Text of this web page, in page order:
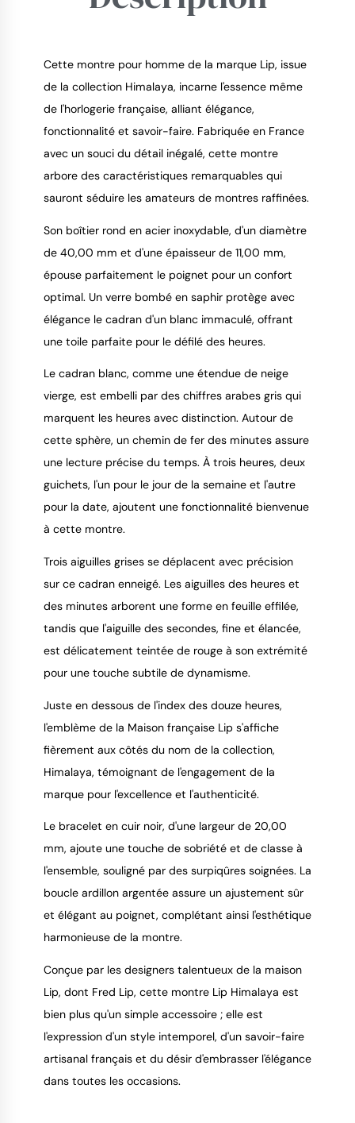
Cette montre pour homme de la marque Lip, issue
de la collection Himalaya, incarne l'essence même
de l'horlogerie française, alliant élégance,
fonctionnalité et savoir-faire. Fabriquée en France
avec un souci du détail inégalé, cette montre
arbore des caractéristiques remarquables qui
sauront séduire les amateurs de montres raffinées.
Son boîtier rond en acier inoxydable, d'un diamètre
de 40,00 mm et d'une épaisseur de 11,00 mm,
épouse parfaitement le poignet pour un confort
optimal. Un verre bombé en saphir protège avec
élégance le cadran d'un blanc immaculé, offrant
une toile parfaite pour le défilé des heures.
Le cadran blanc, comme une étendue de neige
vierge, est embelli par des chiffres arabes gris qui
marquent les heures avec distinction. Autour de
cette sphère, un chemin de fer des minutes assure
une lecture précise du temps. À trois heures, deux
guichets, l'un pour le jour de la semaine et l'autre
pour la date, ajoutent une fonctionnalité bienvenue
à cette montre.
Trois aiguilles grises se déplacent avec précision
sur ce cadran enneigé. Les aiguilles des heures et
des minutes arborent une forme en feuille effilée,
tandis que l'aiguille des secondes, fine et élancée,
est délicatement teintée de rouge à son extrémité
pour une touche subtile de dynamisme.
Juste en dessous de l'index des douze heures,
l'emblème de la Maison française Lip s'affiche
fièrement aux côtés du nom de la collection,
Himalaya, témoignant de l'engagement de la
marque pour l'excellence et l'authenticité.
Le bracelet en cuir noir, d'une largeur de 20,00
mm, ajoute une touche de sobriété et de classe à
l'ensemble, souligné par des surpiqûres soignées. La
boucle ardillon argentée assure un ajustement sûr
et élégant au poignet, complétant ainsi l'esthétique
harmonieuse de la montre.
Conçue par les designers talentueux de la maison
Lip, dont Fred Lip, cette montre Lip Himalaya est
bien plus qu'un simple accessoire ; elle est
l'expression d'un style intemporel, d'un savoir-faire
artisanal français et du désir d'embrasser l'élégance
dans toutes les occasions.